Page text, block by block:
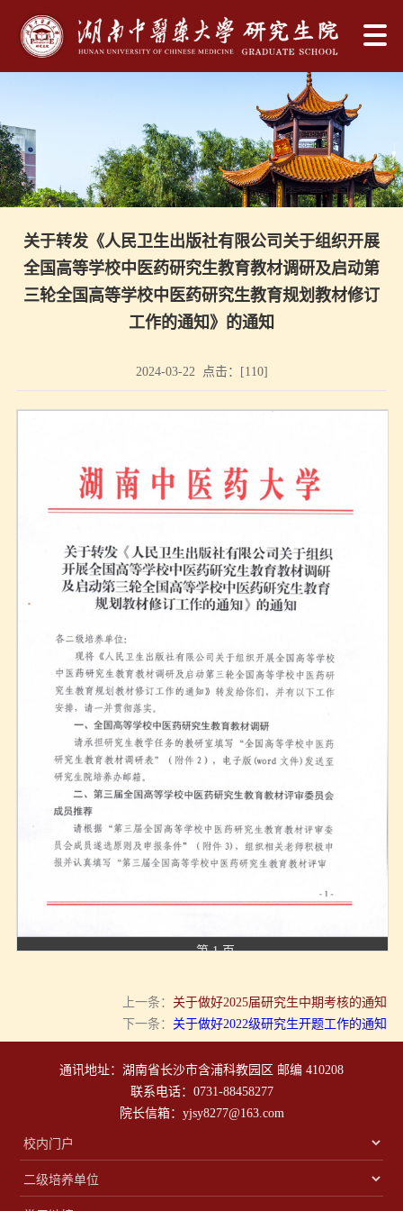
关于转发《人民卫生出版社有限公司关于组织开展
全国高等学校中医药研究生教育教材调研及启动第
三轮全国高等学校中医药研究生教育规划教材修订
工作的通知》的通知
2024-03-22 点击：[110]
第 1 页
上一条： 关于做好2025届研究生中期考核的通知
下一条： 关于做好2022级研究生开题工作的通知
通讯地址：湖南省长沙市含浦科教园区 邮编 410208
联系电话：0731-88458277
院长信箱：yjsy8277@163.com